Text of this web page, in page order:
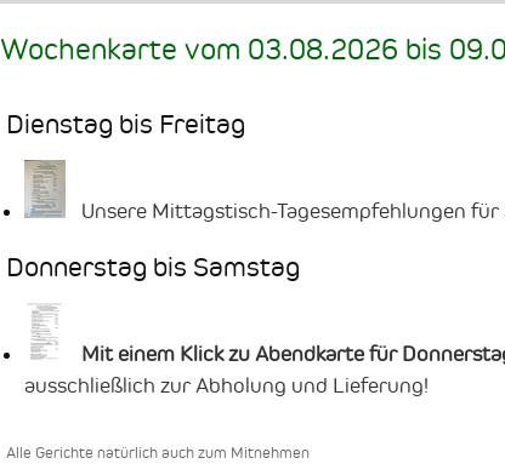
Wochenkarte vom 03.08.2026 bis
Dienstag bis Freitag
Unsere Mittagstisch-Tagesempfehlungen
Donnerstag bis Samstag
Mit einem Klick zu Abendkarte für
ausschließlich zur Abholung und Lieferung!
Alle Gerichte natürlich auch zum Mitnehmen